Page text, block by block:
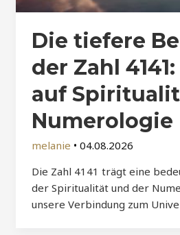
Die tiefere
der Zahl
auf
Numerologie
melanie • 04.08.2026
Die Zahl 4141 trägt eine
der Spiritualität und der
unsere Verbindung zum